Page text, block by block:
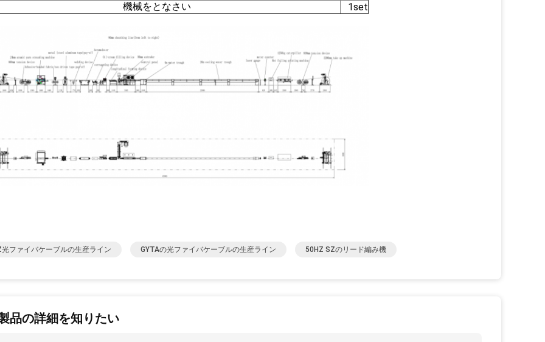
機械をとなさい
1set
ファイバケーブルの生産ライン GYTAの光ファイバケーブルの生産ライン 50HZ SZのリード編み機
品の詳細を知りたい